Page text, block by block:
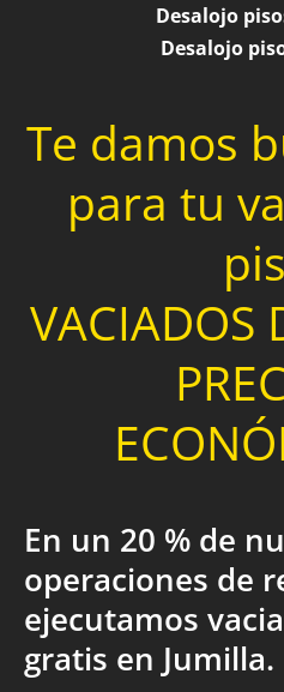
Desalojo
Desalojo
Te damos
para tu
VACIADOS
En un 20 % de
operaciones de
ejecutamos
gratis en Jumilla.